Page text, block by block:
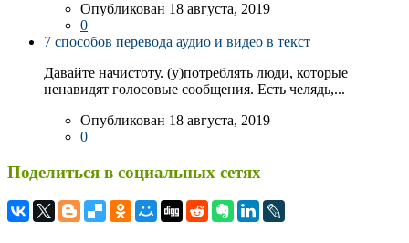
Опубликован 18 августа, 2019
0
7 способов перевода аудио и видео в текст
Давайте начистоту. (у)потреблять люди, которые
ненавидят голосовые сообщения. Есть челядь,...
Опубликован 18 августа, 2019
0
Поделиться в социальных сетях